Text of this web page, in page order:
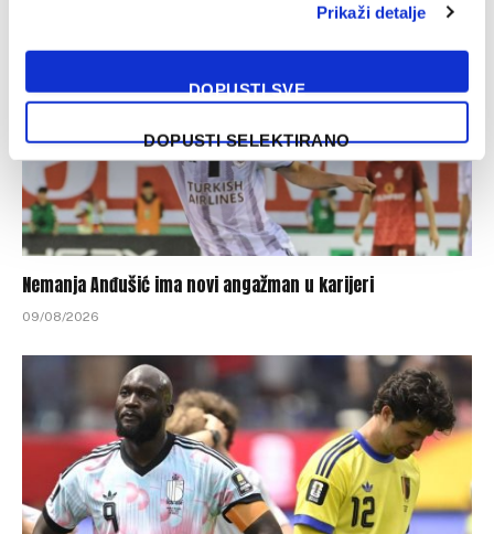
Prikaži detalje
DOPUSTI SVE
DOPUSTI SELEKTIRANO
Nemanja Anđušić ima novi angažman u karijeri
09/08/2026